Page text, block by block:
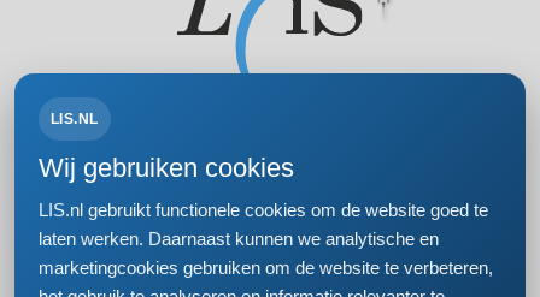
Volg ons op:
Bezoek- en postadres
LIS.NL
Wij gebruiken cookies
LIS.nl gebruikt functionele cookies om de website goed te
laten werken. Daarnaast kunnen we analytische en
marketingcookies gebruiken om de website te verbeteren,